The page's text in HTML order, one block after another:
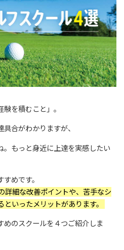
を積むこと」。
合がわかりますが、
。もっと身近に上達を実感したい
めです。
詳細な改善ポイントや、苦手なシ
といったメリットがあります。
のスクールを４つご紹介しま